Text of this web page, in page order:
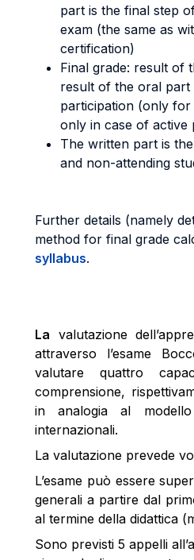
part is the final step
exam (the same as
certification)
Final grade: result of
result of the oral
participation (only for
only in case of active
The written part is
and non-attending
Further details (namely
method for final grade
syllabus.
La valutazione
attraverso l’esame
valutare quattro
comprensione,
in analogia al
internazionali.
La valutazione prevede
L’esame può essere
generali a partire dal
al termine della didattica
Sono previsti 5 appelli